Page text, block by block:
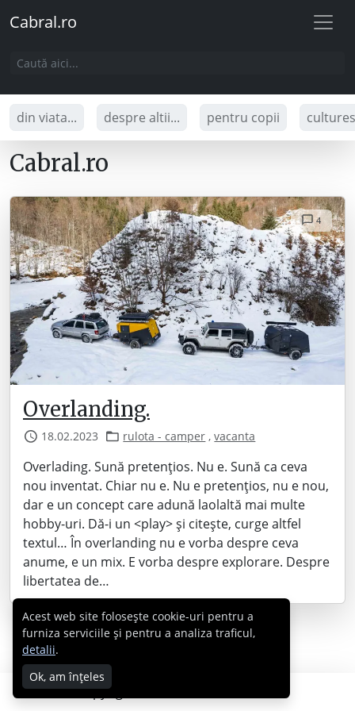
Cabral.ro
din viata... despre altii... pentru copii
Cabral.ro
4
Overlanding.
18.02.2023 rulota - camper ,vacanta
Overlading. Sună pretențios. Nu e. Sună ca ceva
nou inventat. Chiar nu e. Nu e pretențios, nu e nou,
dar e un concept care adună laolaltă mai multe
hobby-uri. Dă-i un <play> și citește, curge altfel
textul… În overlanding nu e vorba despre ceva
anume, e un mix. E vorba despre explorare. Despre
libertatea de…
Copyright © 2007 - 2026 Cabral.ro
Acest web site folosește cookie-uri pentru a
furniza serviciile și pentru a analiza traficul,
detalii.
Ok, am înțeles